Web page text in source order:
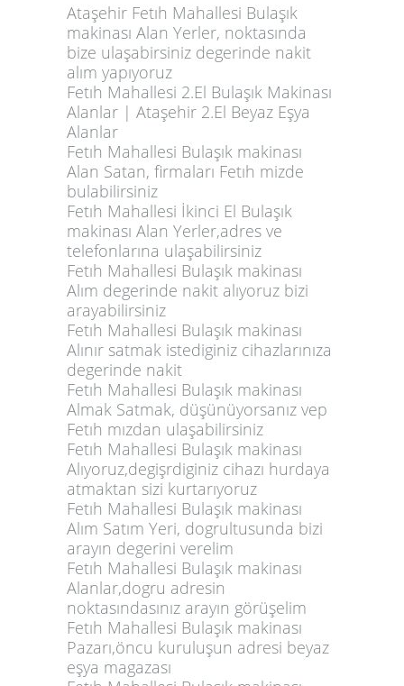
Ataşehir Fetıh Mahallesi Bulaşık
makinası Alan Yerler, noktasında
bize ulaşabirsiniz degerinde nakit
alım yapıyoruz
Fetıh Mahallesi 2.El Bulaşık Makinası
Alanlar | Ataşehir 2.El Beyaz Eşya
Alanlar
Fetıh Mahallesi Bulaşık makinası
Alan Satan, firmaları Fetıh mizde
bulabilirsiniz
Fetıh Mahallesi İkinci El Bulaşık
makinası Alan Yerler,adres ve
telefonlarına ulaşabilirsiniz
Fetıh Mahallesi Bulaşık makinası
Alım degerinde nakit alıyoruz bizi
arayabilirsiniz
Fetıh Mahallesi Bulaşık makinası
Alınır satmak istediginiz cihazlarınıza
degerinde nakit
Fetıh Mahallesi Bulaşık makinası
Almak Satmak, düşünüyorsanız vep
Fetıh mızdan ulaşabilirsiniz
Fetıh Mahallesi Bulaşık makinası
Alıyoruz,degişrdiginiz cihazı hurdaya
atmaktan sizi kurtarıyoruz
Fetıh Mahallesi Bulaşık makinası
Alım Satım Yeri, dogrultusunda bizi
arayın degerini verelim
Fetıh Mahallesi Bulaşık makinası
Alanlar,dogru adresin
noktasındasınız arayın görüşelim
Fetıh Mahallesi Bulaşık makinası
Pazarı,öncu kuruluşun adresi beyaz
eşya magazası